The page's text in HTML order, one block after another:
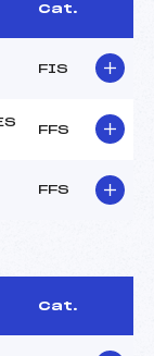
Cat.
FIS
FFS
FFS
Cat.